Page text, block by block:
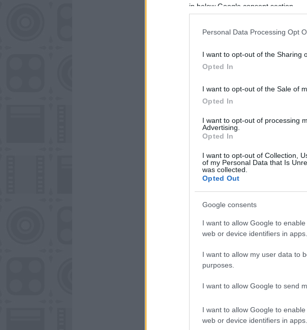
in below Google consent section.
Personal Data Processing Opt
I want to opt-out of the Sharing
Opted In
I want to opt-out of the Sale of
Opted In
I want to opt-out of processing
Advertising.
Opted In
I want to opt-out of Collection,
of my Personal Data that Is
was collected.
Opted Out
Google consents
I want to allow Google to
web or device identifiers in apps.
I want to allow my user data to
purposes.
I want to allow Google to send
I want to allow Google to
web or device identifiers in apps.